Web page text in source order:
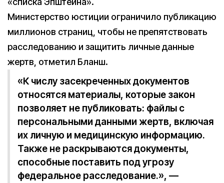
Министерство юстиции ограничило публикацию
миллионов страниц, чтобы не препятствовать
расследованию и защитить личные данные
жертв, отметил Бланш.
«К числу засекреченных документов
относятся материалы, которые закон
позволяет не публиковать: файлы с
персональными данными жертв, включая
их личную и медицинскую информацию.
Также не раскрываются документы,
способные поставить под угрозу
федеральное расследование.», —